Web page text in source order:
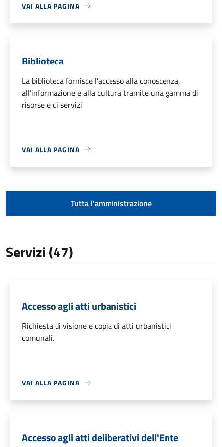
VAI ALLA PAGINA
Biblioteca
La biblioteca fornisce l'accesso alla conoscenza,
all'informazione e alla cultura tramite una gamma di
risorse e di servizi
VAI ALLA PAGINA
Tutta l'amministrazione
Servizi (47)
Accesso agli atti urbanistici
Richiesta di visione e copia di atti urbanistici
comunali.
VAI ALLA PAGINA
Accesso agli atti deliberativi dell'Ente